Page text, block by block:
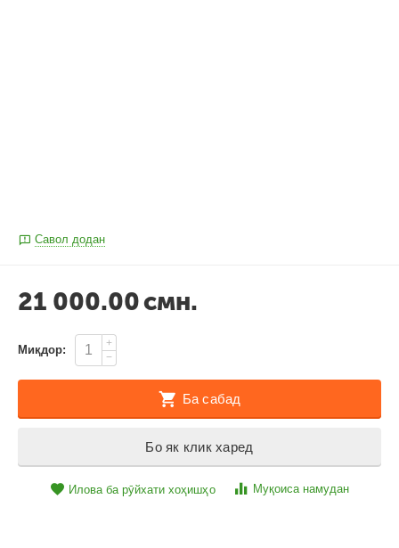
Савол додан
21 000.00смн.
Миқдор:
+
−
Ба сабад
Бо як клик харед
Илова ба рӯйхати хоҳишҳо Муқоиса намудан